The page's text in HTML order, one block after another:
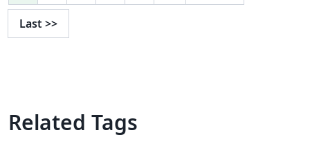
Last >>
Related Tags